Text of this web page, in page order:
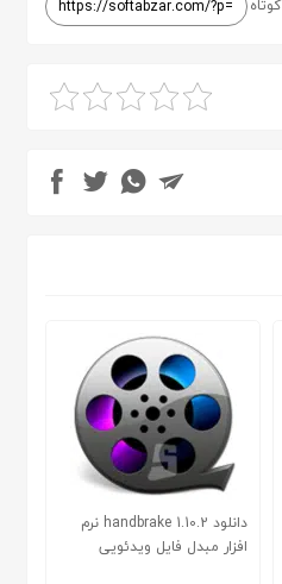
دانلود handbrake 1.10.2 نرم
افزار مبدل فایل ویدئویی